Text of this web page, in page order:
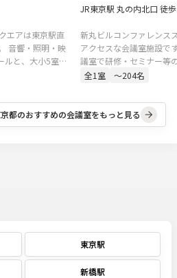
エアは東京駅直
音響・照明・映
ルと、大小5室の
ジウム、株主総
JR東京駅 丸の内北口 徒
新丸ビルコンファレンス
アクセスな会議室施設で
議室で研修・セミナー等
です。
全1 室 〜204名
都のおすすめの会議室をもっと見る
東京駅
新橋駅